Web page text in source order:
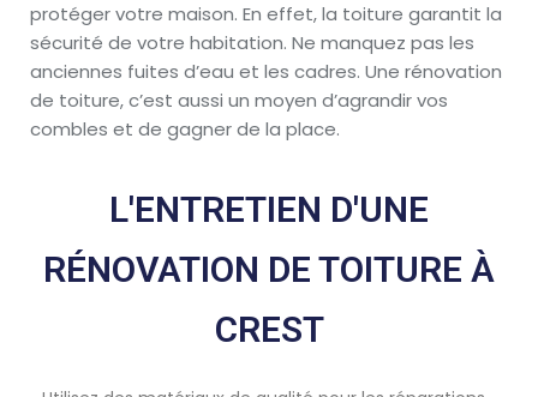
protéger votre maison. En effet, la toiture garantit la
sécurité de votre habitation. Ne manquez pas les
anciennes fuites d’eau et les cadres. Une rénovation
de toiture, c’est aussi un moyen d’agrandir vos
combles et de gagner de la place.
L'ENTRETIEN D'UNE
RÉNOVATION DE TOITURE À
CREST